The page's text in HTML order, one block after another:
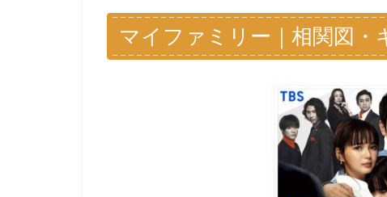
マイファミリー｜相関図・